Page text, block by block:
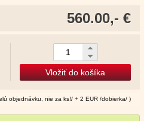
560.00,- €
Vložiť do košíka
objednávku, nie za ks!/ + 2 EUR /dobierka/ )